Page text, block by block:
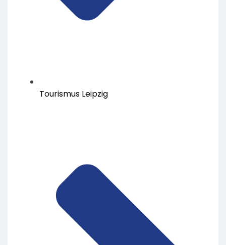
Tourismus Leipzig